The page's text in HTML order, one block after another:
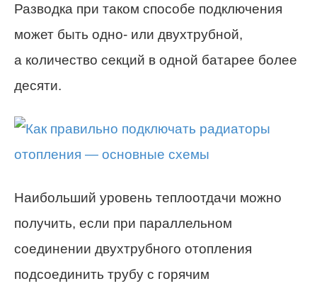
Разводка при таком способе подключения
может быть одно- или двухтрубной,
а количество секций в одной батарее более
десяти.
Наибольший уровень теплоотдачи можно
получить, если при параллельном
соединении двухтрубного отопления
подсоединить трубу с горячим